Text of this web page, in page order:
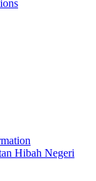
Hibah Negeri